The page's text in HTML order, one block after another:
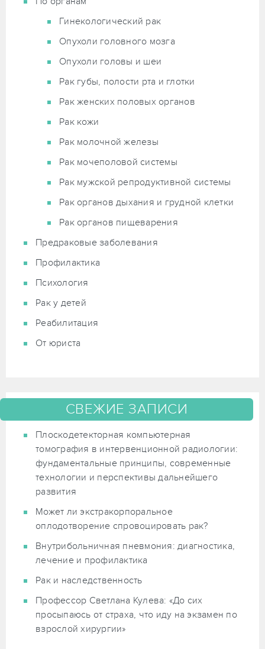
Гинекологический рак
Опухоли головного мозга
Опухоли головы и шеи
Рак губы, полости рта и глотки
Рак женских половых органов
Рак кожи
Рак молочной железы
Рак мочеполовой системы
Рак мужской репродуктивной системы
Рак органов дыхания и грудной клетки
Рак органов пищеварения
Предраковые заболевания
Профилактика
Психология
Рак у детей
Реабилитация
От юриста
СВЕЖИЕ ЗАПИСИ
Плоскодетекторная компьютерная
томография в интервенционной радиологии:
фундаментальные принципы, современные
технологии и перспективы дальнейшего
развития
Может ли экстракорпоральное
оплодотворение спровоцировать рак?
Внутрибольничная пневмония: диагностика,
лечение и профилактика
Рак и наследственность
Профессор Светлана Кулева: «До сих
просыпаюсь от страха, что иду на экзамен по
взрослой хирургии»